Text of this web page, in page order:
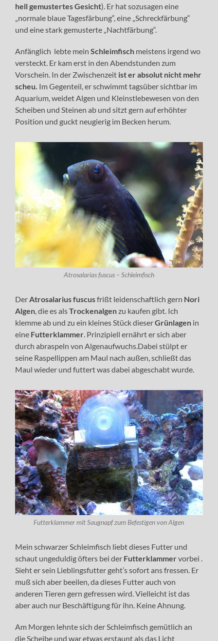
hell gemustertes Gesicht). Er hat sozusagen eine
„normale blaue Tagesfärbung“, eine „Schreckfärbung“
und eine stark gemusterte „Nachtfärbung“.
Anfänglich lebte mein Schleimfisch meistens irgend wo
versteckt. Er kam erst in den Abendstunden zum
Vorschein. In der Zwischenzeit ist er absolut nicht mehr
scheu. Im Gegenteil, er schwimmt tagsüber sichtbar im
Aquarium, weidet Algen und Kleinstlebewesen von den
Scheiben und Steinen ab und sitzt gern auf erhöhter
Position und guckt neugierig im Becken herum.
Atrosalarias fuscus – Schleimfisch
Der Atrosalariusfuscusfrißt leidenschaftlich gern Nori
Algen , die es alsTrockenalgenzu kaufen gibt. Ich
klemme ab und zu ein kleines Stück dieserGrünlagen in
eine Futterklammer . Prinzipiell ernährt er sich aber
durch abraspeln von Algenaufwuchs.Dabei stülpt er
seine Raspellippen am Maul nach außen, schließt das
Maul wieder und futtert was dabei abgeschabt wurde.
Futterklammer mit Saugnapf zum Befestigen von Algen
Mein schwarzer Schleimfisch liebt dieses Futter und
schaut ungeduldig öfters bei der Futterklammervorbei .
Sieht er sein Lieblingsfutter geht’s sofort ans fressen. Er
muß sich aber beeilen, da dieses Futter auch von
anderen Tieren gern gefressen wird. Vielleicht ist das
aber auch nur Beschäftigung für ihn. Keine Ahnung.
Am Morgen lehnte sich der Schleimfisch gemütlich an
die Scheibe und war etwas erstaunt als das Licht